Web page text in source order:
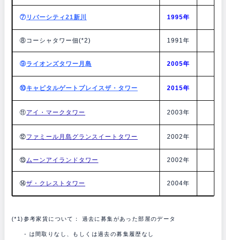
⑦ リバーシティ21新川 1995年
⑧コーシャタワー佃(*2) 1991年
⑨ライオンズタワー月島 2005年
⑩キャピタルゲートプレイスザ・タワー 2015年
⑪アイ・マークタワー 2003年
⑫ファミール月島グランスイートタワー 2002年
⑬ムーンアイランドタワー 2002年
⑭ザ・クレストタワー 2004年
(*1)参考家賃について： 過去に募集があった部屋のデータ
- は間取りなし、もしくは過去の募集履歴なし